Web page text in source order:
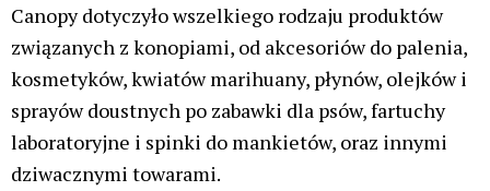
Canopy dotyczyło wszelkiego rodzaju produktów
związanych z konopiami, od akcesoriów do palenia,
kosmetyków, kwiatów marihuany, płynów, olejków i
sprayów doustnych po zabawki dla psów, fartuchy
laboratoryjne i spinki do mankietów, oraz innymi
dziwacznymi towarami.